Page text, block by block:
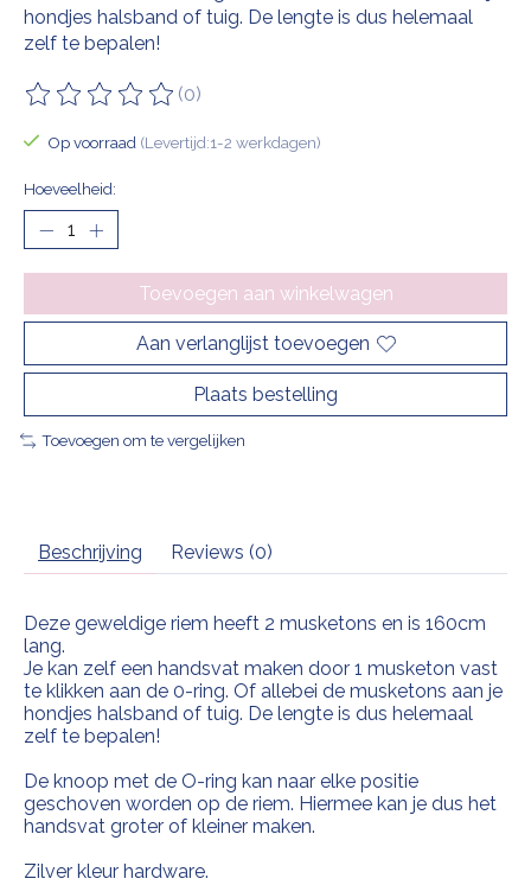
hondjes halsband of tuig. De lengte is dus helemaal
zelf te bepalen!
De beoordeling van dit product is
(0)
Op voorraad (Levertijd:1-2 werkdagen)
Hoeveelheid:
Toevoegen aan winkelwagen
Aan verlanglijst toevoegen
Plaats bestelling
Toevoegen om te vergelijken
Beschrijving Reviews (0)
Deze geweldige riem heeft 2 musketons en is 160cm
lang.
Je kan zelf een handsvat maken door 1 musketon vast
te klikken aan de 0-ring. Of allebei de musketons aan je
hondjes halsband of tuig. De lengte is dus helemaal
zelf te bepalen!
De knoop met de O-ring kan naar elke positie
geschoven worden op de riem. Hiermee kan je dus het
handsvat groter of kleiner maken.
Zilver kleur hardware.